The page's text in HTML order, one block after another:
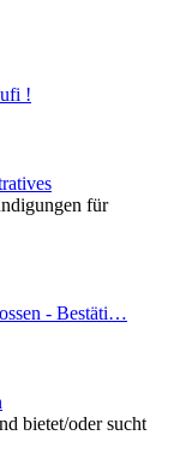
!
für
- Bestäti…
bietet/oder sucht